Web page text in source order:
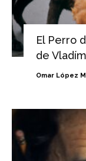
El Perro
de
Omar López